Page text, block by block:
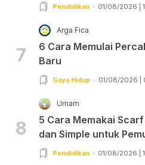
Pendidikan 01/08/2026 |
7
Arga Fica
6 Cara Memulai
Baru
Gaya Hidup 01/08/2026 |
8
Umam
5 Cara Memakai
dan Simple untuk
Pendidikan 01/08/2026 |